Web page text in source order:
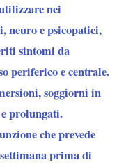
nei
neuro e psicopatici,
sintomi da
periferico e centrale.
soggiorni in
prolungati.
che prevede
prima di